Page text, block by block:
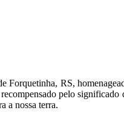
RS,
pelo significado
a nossa terra.